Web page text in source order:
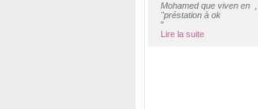
Mohamed que viven en
"préstation à ok
"
Lire la suite